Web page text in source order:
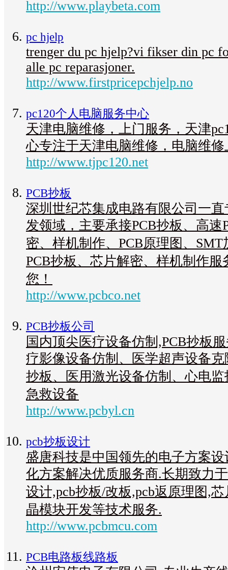
http://www.playbeta.com
pc hjelp
trenger du pc hjelp?vi fikser din pc
alle pc reparasjoner.
http://www.firstpricepchjelp.no
pc120个人电脑服务中心
天津电脑维修，上门服务，天津
心专注于天津电脑维修，电脑维
http://www.tjpc120.net
PCB抄板
深圳世纪芯集成电路有限公司一
发领域，主要承接PCB抄板、高速
密、样机制作、PCB原理图、
PCB抄板、芯片解密、样机制作
您！
http://www.pcbco.net
PCB抄板公司
国内顶尖医疗设备仿制,PCB抄板
疗影像设备仿制、医学超声设备
抄板、医用激光设备仿制、心电
急救设备
http://www.pcbyl.cn
pcb抄板设计
盛唐科技是中国领先的电子方案
化方案解决优质服务商.长期致力
设计,pcb抄板/改板,pcb返原理图,
晶模块开发等技术服务.
http://www.pcbmcu.com
PCB电路板线路板